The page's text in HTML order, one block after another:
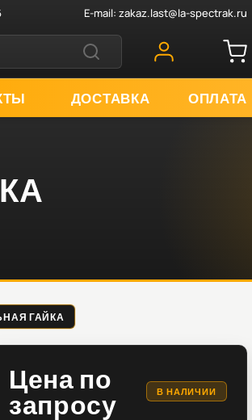
E-mail: zakaz.last@la-spectrak.ru
ДОСТАВКА ОПЛАТА
ГАЙКА
Цена по
запросу
В НАЛИЧИИ